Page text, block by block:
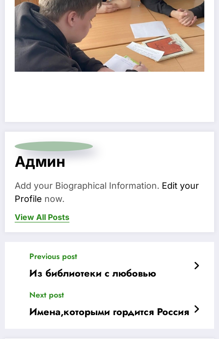
Админ
Add your Biographical Information. Edit your
Profile now.
View All Posts
Previous post
Из библиотеки с любовью
Next post
Имена,которыми гордится Россия